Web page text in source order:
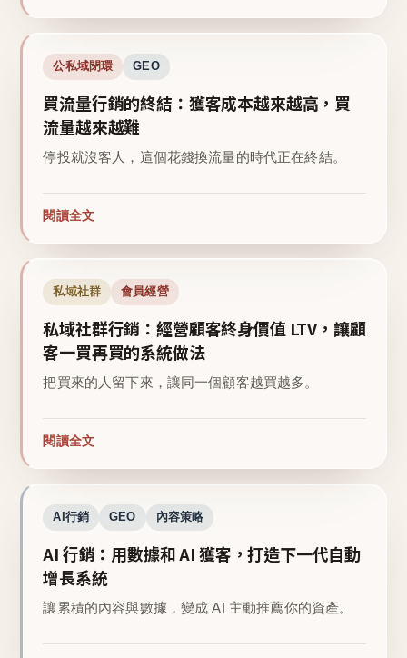
公私域閉環 GEO
買流量行銷的終結：獲客成本越來越高，買
流量越來越難
停投就沒客人，這個花錢換流量的時代正在終結。
閱讀全文
私域社群 會員經營
私域社群行銷：經營顧客終身價值 LTV，讓顧
客一買再買的系統做法
把買來的人留下來，讓同一個顧客越買越多。
閱讀全文
AI行銷 GEO 內容策略
AI 行銷：用數據和 AI 獲客，打造下一代自動
增長系統
讓累積的內容與數據，變成 AI 主動推薦你的資產。